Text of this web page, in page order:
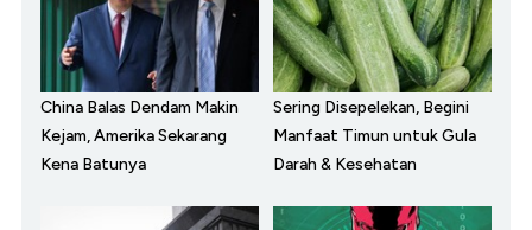
China Balas Dendam Makin
Kejam, Amerika Sekarang
Kena Batunya
Sering Disepelekan, Begini
Manfaat Timun untuk Gula
Darah & Kesehatan